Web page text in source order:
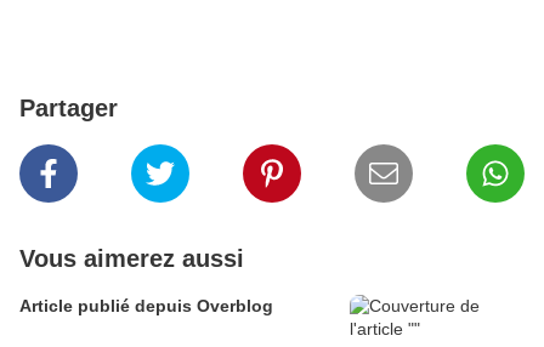
Partager
Vous aimerez aussi
Article publié depuis Overblog